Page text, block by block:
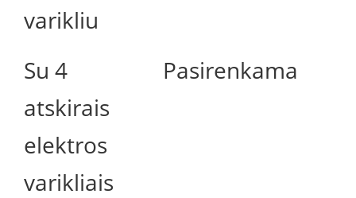
varikliu
Su 4
atskirais
elektros
varikliais
Pasirenkama